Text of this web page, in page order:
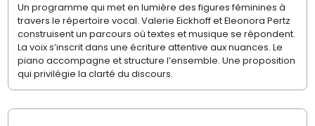
Un programme qui met en lumière des figures féminines à
travers le répertoire vocal. Valerie Eickhoff et Eleonora Pertz
construisent un parcours où textes et musique se répondent.
La voix s’inscrit dans une écriture attentive aux nuances. Le
piano accompagne et structure l’ensemble. Une proposition
qui privilégie la clarté du discours.